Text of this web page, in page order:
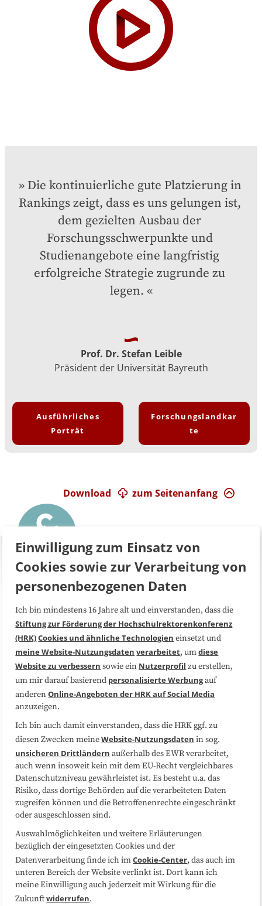
Die kontinuierliche gute Platzierung in
Rankings zeigt, dass es uns gelungen ist,
dem gezielten Ausbau der
Forschungsschwerpunkte und
Studienangebote eine langfristig
erfolgreiche Strategie zugrunde zu
legen.
Prof. Dr. Stefan Leible
Präsident der Universität Bayreuth
Ausführliches
Porträt
Forschungslandkar
te
zum Seitenanfang
Download
Über uns FAQ
Medienarbeit Kooperationen
Datenschutzerklärung Impressum
Sitemap
Folgen Sie uns
Einwilligung zum Einsatz von
Cookies sowie zur Verarbeitung von
personenbezogenen Daten
Ich bin mindestens 16 Jahre alt und einverstanden, dass die
Stiftung zur Förderung der Hochschulrektorenkonferenz
(HRK)Cookies und ähnliche Technologien einsetzt und
meine Website-Nutzungsdaten verarbeitet, umdiese
Website zu verbessern sowie ein Nutzerprofil zu erstellen,
um mir darauf basierend personalisierte Werbungauf
anderenOnline-Angeboten der HRK auf Social Media
anzuzeigen.
Ich bin auch damit einverstanden, dass die HRK ggf. zu
diesen Zwecken meineWebsite-Nutzungsdaten in sog.
unsicheren Drittländern außerhalb des EWR verarbeitet,
auch wenn insoweit kein mit dem EU-Recht vergleichbares
Datenschutzniveau gewährleistet ist. Es besteht u.a. das
Risiko, dass dortige Behörden auf die verarbeiteten Daten
zugreifen können und die Betroffenenrechte eingeschränkt
oder ausgeschlossen sind.
Auswahlmöglichkeiten und weitere Erläuterungen
bezüglich der eingesetzten Cookies und der
Datenverarbeitung finde ich imCookie-Center, das auch im
unteren Bereich der Website verlinkt ist. Dort kann ich
meine Einwilligung auch jederzeit mit Wirkung für die
Zukunftwiderrufen.